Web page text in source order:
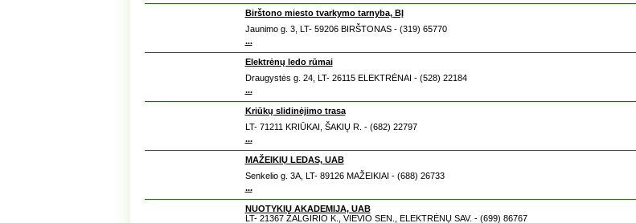
Birštono miesto tvarkymo tarnyba, BĮ
Jaunimo g. 3, LT- 59206 BIRŠTONAS - (319) 65770
...
Elektrėnų ledo rūmai
Draugystės g. 24, LT- 26115 ELEKTRĖNAI - (528) 22184
...
Kriūkų slidinėjimo trasa
LT- 71211 KRIŪKAI, ŠAKIŲ R. - (682) 22797
...
MAŽEIKIŲ LEDAS, UAB
Senkelio g. 3A, LT- 89126 MAŽEIKIAI - (688) 26733
...
NUOTYKIŲ AKADEMIJA, UAB
LT- 21367 ŽALGIRIO K., VIEVIO SEN., ELEKTRĖNŲ SAV. - (699) 86767